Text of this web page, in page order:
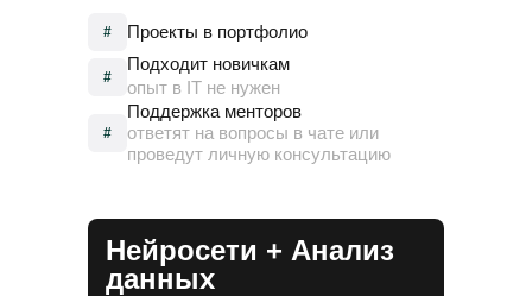
# Проекты в портфолио
#
Подходит новичкам
опыт в IT не нужен
#
Поддержка менторов
ответят на вопросы в чате или
проведут личную консультацию
Нейросети + Анализ
данных